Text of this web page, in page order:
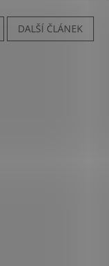
DALŠÍ ČLÁNEK